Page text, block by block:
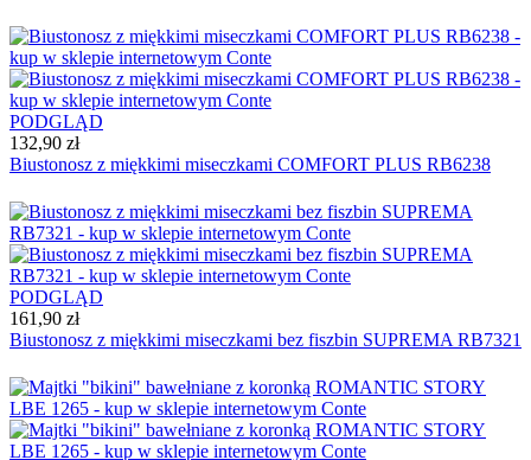
PODGLĄD
132,90 zł
Biustonosz z miękkimi miseczkami COMFORT PLUS RB6238
PODGLĄD
161,90 zł
Biustonosz z miękkimi miseczkami bez fiszbin SUPREMA RB7321